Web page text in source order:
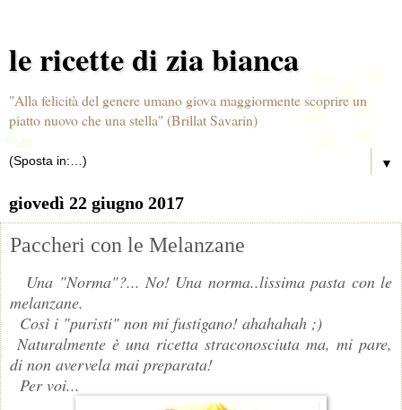
le ricette di zia bianca
"Alla felicità del genere umano giova maggiormente scoprire un
piatto nuovo che una stella" (Brillat Savarin)
▼
giovedì 22 giugno 2017
Paccheri con le Melanzane
Una "Norma"?... No! Una norma..lissima pasta con le
melanzane.
Così i "puristi" non mi fustigano! ahahahah ;)
Naturalmente è una ricetta straconosciuta ma, mi pare,
di non avervela mai preparata!
Per voi...